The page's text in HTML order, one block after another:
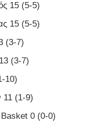
15 (5-5)
15 (5-5)
(3-7)
(3-7)
10)
11 (1-9)
0 (0-0)